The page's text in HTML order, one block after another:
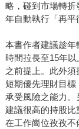
略，碰到市場轉
年自動執行「再平
本書作者建議趁
時間拉長至15年
之前提上。此外
短期優先理財目
承受風險之能力
建議很高的持股
在工作崗位孜孜不